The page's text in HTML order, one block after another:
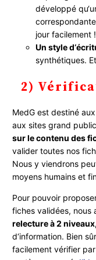
développé
jour facilement !
Un style
synthétiques.
2)
MedG est destiné
aux sites grand
sur le contenu des
valider toutes nos
Nous y viendrons
moyens humains et
Pour pouvoir
fiches validées, nous
relecture à 2 niveaux,
d‘information. Bien
facilement vérifier